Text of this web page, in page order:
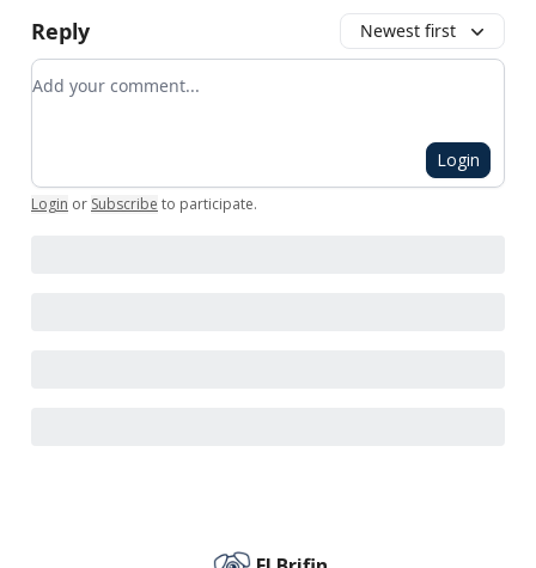
Reply Newest first
Add your comment
Login
Login or Subscribe to participate.